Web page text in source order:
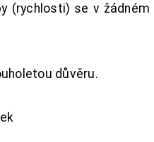
(rychlosti) se v
důvěru.